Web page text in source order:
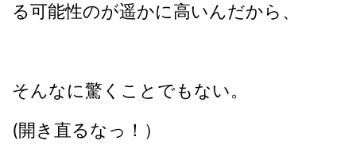
る可能性のが遥かに高いんだから、
そんなに驚くことでもない。
(開き直るなっ！）